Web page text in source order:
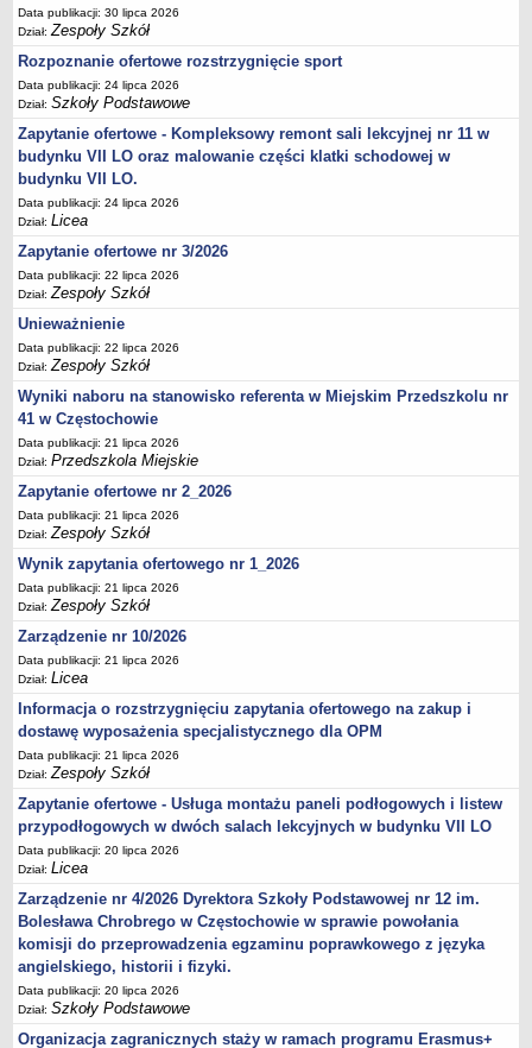
OCHRONA DANYCH OSOBOWYCH
Data publikacji: 30 lipca 2026
Dział:Zespoły Szkół
Rozpoznanie ofertowe rozstrzygnięcie sport
Data publikacji: 24 lipca 2026
Dział:Szkoły Podstawowe
Zapytanie ofertowe - Kompleksowy remont sali lekcyjnej nr 11 w
budynku VII LO oraz malowanie części klatki schodowej w
budynku VII LO.
Data publikacji: 24 lipca 2026
Dział:Licea
Zapytanie ofertowe nr 3/2026
Data publikacji: 22 lipca 2026
Dział:Zespoły Szkół
Unieważnienie
Data publikacji: 22 lipca 2026
Dział:Zespoły Szkół
Wyniki naboru na stanowisko referenta w Miejskim Przedszkolu nr
41 w Częstochowie
Data publikacji: 21 lipca 2026
Dział:Przedszkola Miejskie
Zapytanie ofertowe nr 2_2026
Data publikacji: 21 lipca 2026
Dział:Zespoły Szkół
Wynik zapytania ofertowego nr 1_2026
Data publikacji: 21 lipca 2026
Dział:Zespoły Szkół
Zarządzenie nr 10/2026
Data publikacji: 21 lipca 2026
Dział:Licea
Informacja o rozstrzygnięciu zapytania ofertowego na zakup i
dostawę wyposażenia specjalistycznego dla OPM
Data publikacji: 21 lipca 2026
Dział:Zespoły Szkół
Zapytanie ofertowe - Usługa montażu paneli podłogowych i listew
przypodłogowych w dwóch salach lekcyjnych w budynku VII LO
Data publikacji: 20 lipca 2026
Dział:Licea
Zarządzenie nr 4/2026 Dyrektora Szkoły Podstawowej nr 12 im.
Bolesława Chrobrego w Częstochowie w sprawie powołania
komisji do przeprowadzenia egzaminu poprawkowego z języka
angielskiego, historii i fizyki.
Data publikacji: 20 lipca 2026
Dział:Szkoły Podstawowe
Organizacja zagranicznych staży w ramach programu Erasmus+